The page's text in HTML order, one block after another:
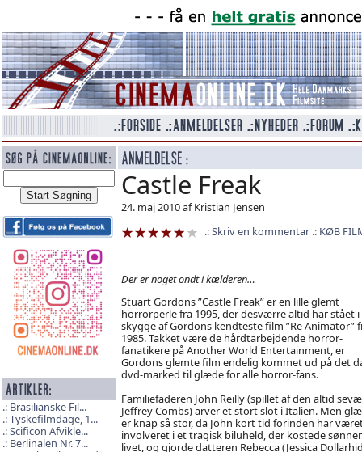
Brasilianske Fil...
Tyskefilmdage, 1...
Scificon Afvikle...
Berlinalen Nr. 7...
Castle Freak
24. maj 2010 af Kristian Jensen
Skriv en kommentar
KØB
Der er noget ondt i kælderen…
Stuart Gordons ”Castle Freak” er en lille glemt
horrorperle fra 1995, der desværre altid har stået i
skygge af Gordons kendteste film ”Re Animator”
1985. Takket være de hårdtarbejdende horror-
fanatikere på Another World Entertainment, er
Gordons glemte film endelig kommet ud på det
dvd-marked til glæde for alle horror-fans.
Familiefaderen John Reilly (spillet af den altid
Jeffrey Combs) arver et stort slot i Italien. Men
er knap så stor, da John kort tid forinden har
involveret i et tragisk biluheld, der kostede sønnen
livet, og gjorde datteren Rebecca (Jessica